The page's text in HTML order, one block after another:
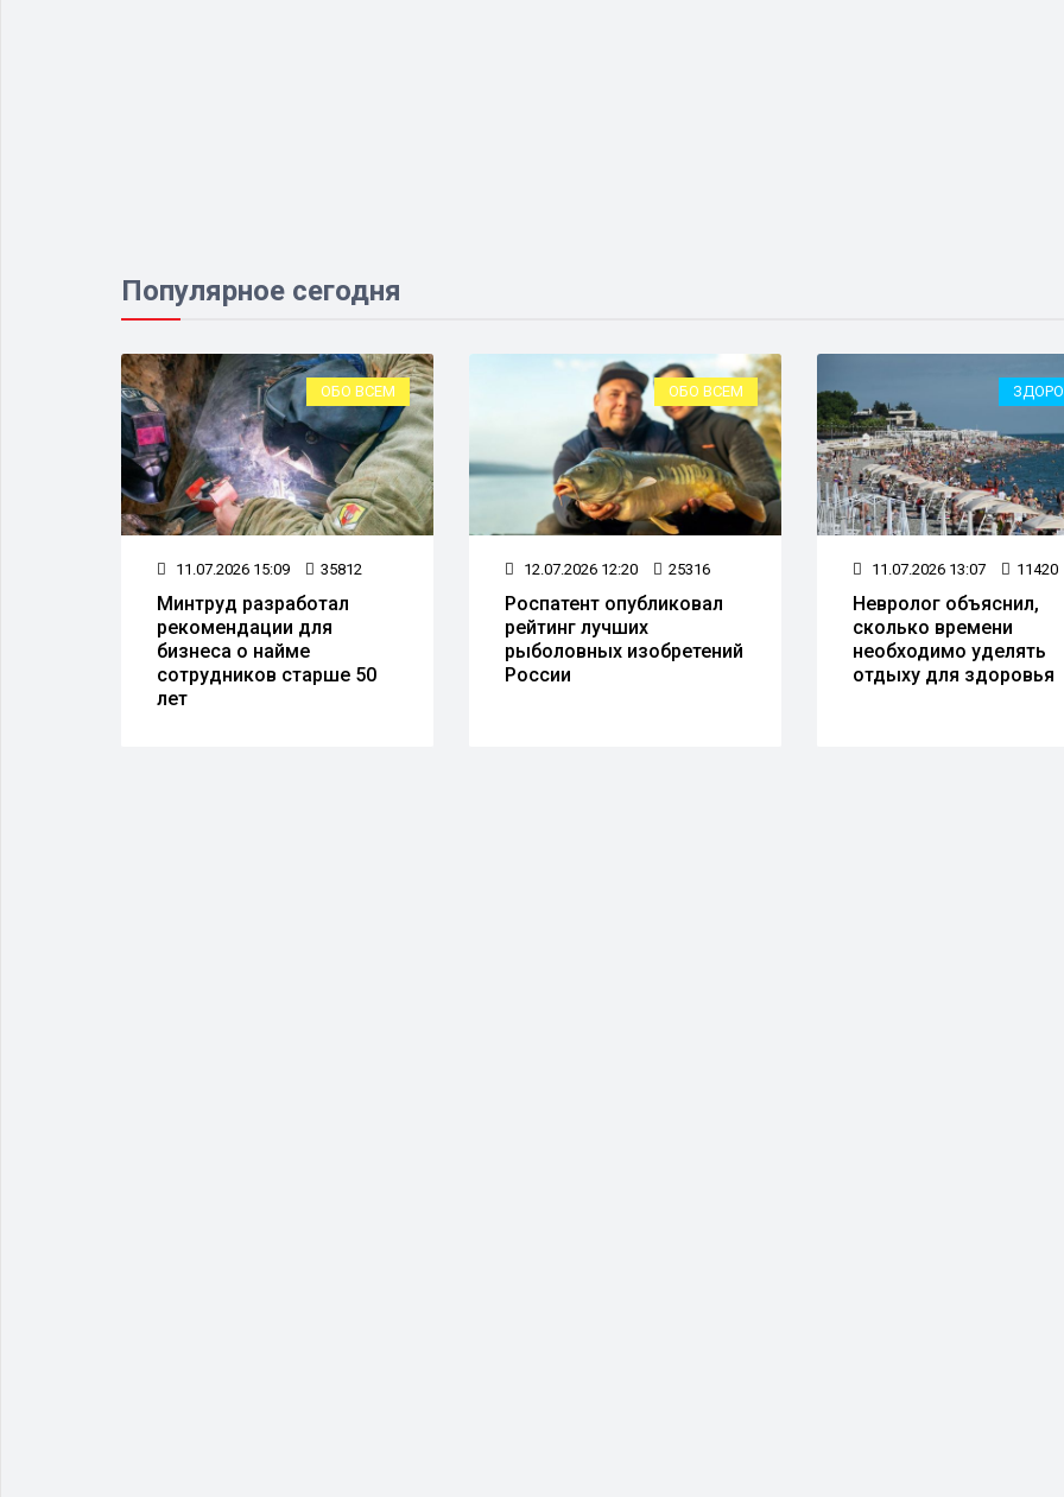
Популярное сегодня
ОБО ВСЕМ
11.07.2026 15:09 35812
Минтруд разработал
рекомендации для
бизнеса о найме
сотрудников старше 50
лет
ОБО ВСЕМ
12.07.2026 12:20 25316
Роспатент опубликовал
рейтинг лучших
рыболовных изобретений
России
11.07.2026 13:07 11420
Невролог объяснил,
сколько времени
необходимо уделять
отдыху для здоровья